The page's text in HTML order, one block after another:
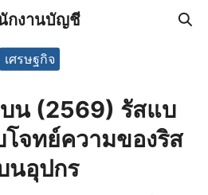
กงานบัญชี
เศรษฐกิจ
น (2569) รัสแบ
จทย์ความของริส
นอุปกร